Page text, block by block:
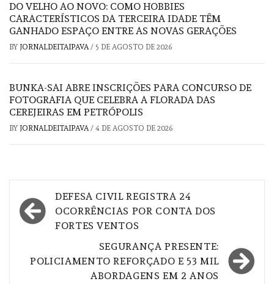
DO VELHO AO NOVO: COMO HOBBIES
CARACTERÍSTICOS DA TERCEIRA IDADE TÊM
GANHADO ESPAÇO ENTRE AS NOVAS GERAÇÕES
BY JORNALDEITAIPAVA/ 5 DE AGOSTO DE 2026
BUNKA-SAI ABRE INSCRIÇÕES PARA CONCURSO DE
FOTOGRAFIA QUE CELEBRA A FLORADA DAS
CEREJEIRAS EM PETRÓPOLIS
BY JORNALDEITAIPAVA/ 4 DE AGOSTO DE 2026
Navegação
de
DEFESA CIVIL REGISTRA 24
OCORRÊNCIAS POR CONTA DOS
FORTES VENTOS
SEGURANÇA PRESENTE:
POLICIAMENTO REFORÇADO E 53 MIL
ABORDAGENS EM 2 ANOS